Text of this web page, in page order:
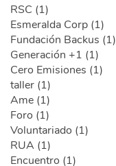
RSC (1)
Esmeralda Corp (1)
Fundación Backus (1)
Generación +1 (1)
Cero Emisiones (1)
taller (1)
Ame (1)
Foro (1)
Voluntariado (1)
RUA (1)
Encuentro (1)